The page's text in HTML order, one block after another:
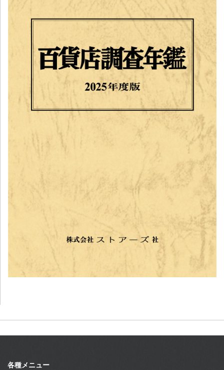
各種メニュー